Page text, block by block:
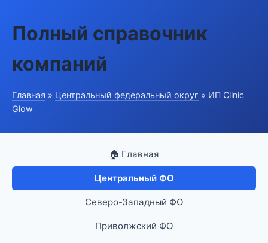
Полный справочник
компаний
Главная » Центральный федеральный округ » ИП Clinic
Glow
🏠 Главная
Центральный ФО
Северо-Западный ФО
Приволжский ФО